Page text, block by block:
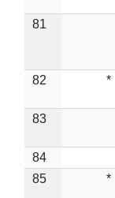
81
82 *
83
84
85
*